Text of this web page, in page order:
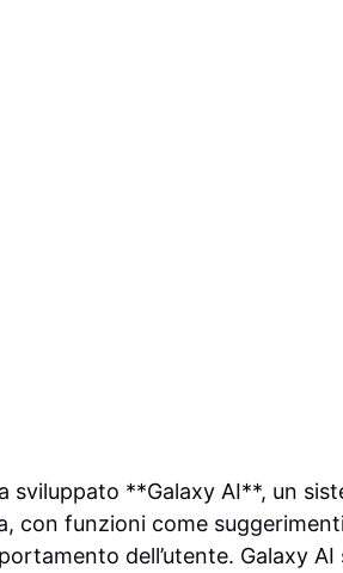
sviluppato **Galaxy AI**, un
con funzioni come
dell’utente. Galaxy